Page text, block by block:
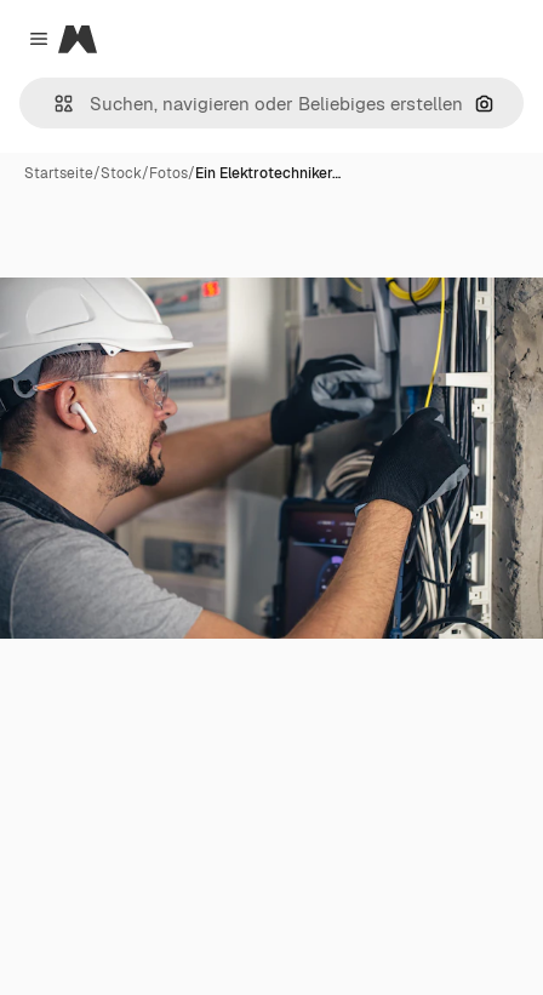
Close menu
Magnific
Nach
Startseite/Stock/Fotos/Ein Elektrotechniker…